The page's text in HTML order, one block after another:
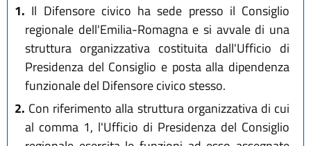
1. Il Difensore civico ha sede presso il Consiglio
regionale dell'Emilia-Romagna e si avvale di una
struttura organizzativa costituita dall'Ufficio di
Presidenza del Consiglio e posta alla dipendenza
funzionale del Difensore civico stesso.
2. Con riferimento alla struttura organizzativa di cui
al comma 1, l'Ufficio di Presidenza del Consiglio